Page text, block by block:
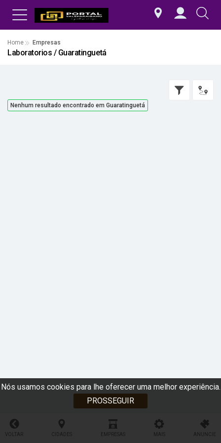
Nós usamos cookies para lhe oferecer uma melhor experiência.
PROSSEGUIR
Home Empresas
Laboratorios / Guaratinguetá
Nenhum resultado encontrado em Guaratinguetá
VOLTAR CIDADES EMPRESAS MAIS ANUNCIE